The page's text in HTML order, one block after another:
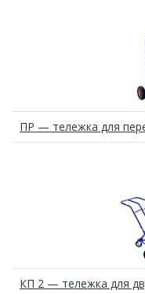
ПР — тележка для
КП 2 — тележка для